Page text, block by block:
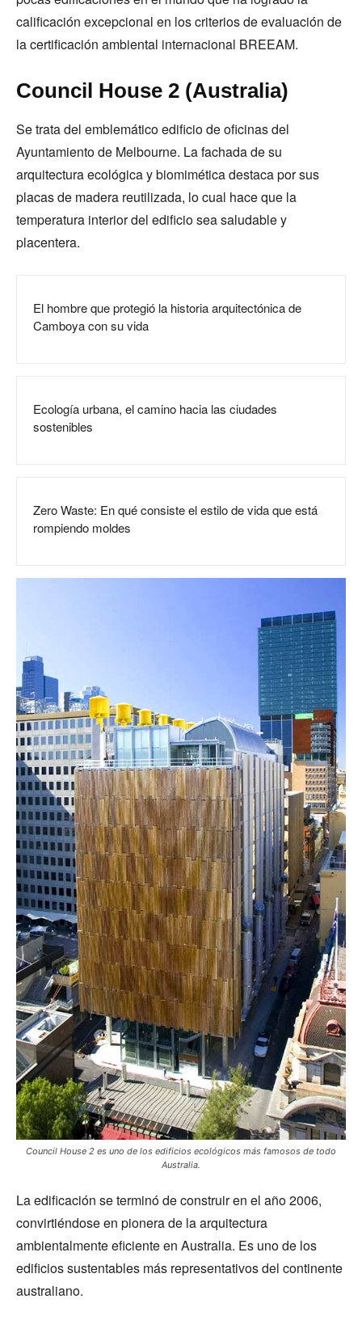
calificación excepcional en los criterios de evaluación de
la certificación ambiental internacional BREEAM.
Council House 2 (Australia)
Se trata del emblemático edificio de oficinas del
Ayuntamiento de Melbourne. La fachada de su
arquitectura ecológica y biomimética destaca por sus
placas de madera reutilizada, lo cual hace que la
temperatura interior del edificio sea saludable y
placentera.
El hombre que protegió la historia arquitectónica de
Camboya con su vida
Ecología urbana, el camino hacia las ciudades
sostenibles
Zero Waste: En qué consiste el estilo de vida que está
rompiendo moldes
Council House 2 es uno de los edificios ecológicos más famosos de todo
Australia.
La edificación se terminó de construir en el año 2006,
convirtiéndose en pionera de la arquitectura
ambientalmente eficiente en Australia. Es uno de los
edificios sustentables más representativos del continente
australiano.